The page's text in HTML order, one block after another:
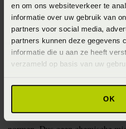
en om ons websiteverkeer te
informatie over uw gebruik van
partners voor social media,
partners kunnen deze gegevens
informatie die u aan ze heeft
verzameld op basis van uw
OK
kennen ten opzichte van
producten worden in Nederland
komen alleen vakmensen aan te
ervaring én gevoel voor
gebruik van de laatste
waarborging van de kwaliteit
gegarandeerd. Hiernaast voldoet
van de Silvana producten aan